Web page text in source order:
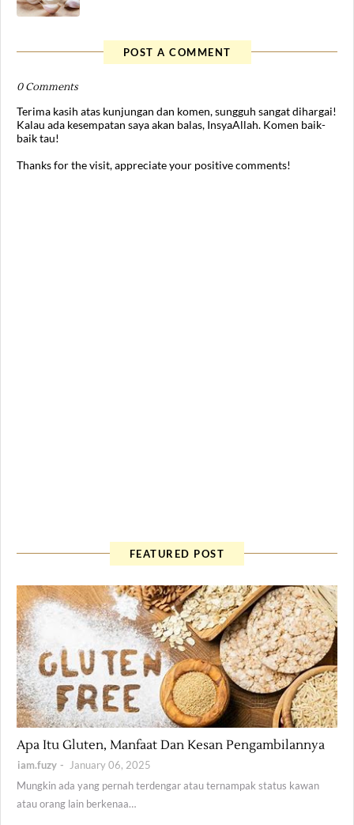
POST A COMMENT
0 Comments
Terima kasih atas kunjungan dan komen, sungguh sangat dihargai!
Kalau ada kesempatan saya akan balas, InsyaAllah. Komen baik-
baik tau!
Thanks for the visit, appreciate your positive comments!
FEATURED POST
Apa Itu Gluten, Manfaat Dan Kesan Pengambilannya
iam.fuzy
January 06, 2025
Mungkin ada yang pernah terdengar atau ternampak status kawan
atau orang lain berkenaa…